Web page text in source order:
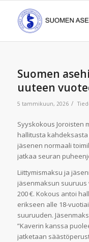
Suomen
uuteen
5 tammikuun, 2026 /
Syyskokous Joroisten
hallitusta
jäsenen normaali
jatkaa seuran
Liittymismaksu ja
jäsenmaksun suuruus
200 €. Kokous antoi
erikseen alle 18-
suuruuden.
”Kaverin kanssa
jatketaan